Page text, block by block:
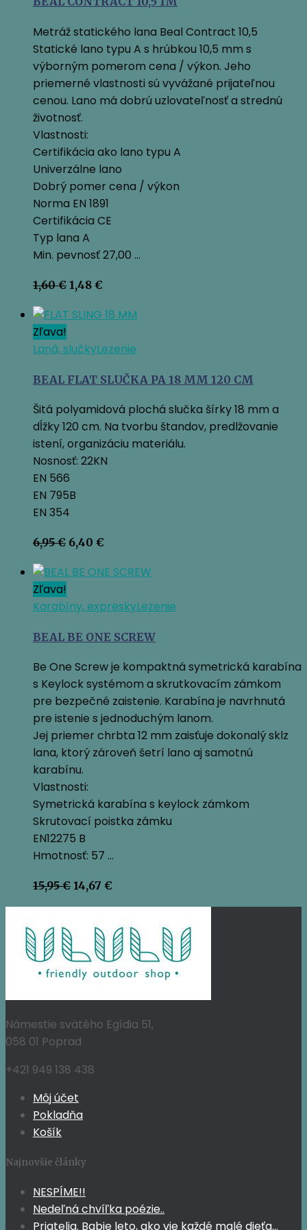
Metráž statického lana Beal Contract 10,5
Statické lano typu A s hrúbkou 10,5 mm s
výborným pomerom cena / výkon. Jeho
priemerné vlastnosti sú vyvážané prijateľnou
cenou. Lano má dobrú uzlovateľnosť a strednú
životnosť.
Vlastnosti:
Certifikácia ako lano typu A
Univerzálne lano
Dobrý pomer cena / výkon
Norma EN 1891
Certifikácia CE
Typ lana A
Min. pevnosť 27,00 …
1,60€ Pôvodná
bola:
1,48 €
je:
Zľava!
Laná, slučkyLezenie
BEAL FLAT SLUČKA PA 18 MM 120 CM
Šitá polyamidová plochá slučka šírky 18 mm a
dĺžky 120 cm. Na tvorbu štandov, predlžovanie
istení, organizáciu materiálu.
Nosnosť: 22KN
EN 566
EN 795B
EN 354
6,95€ Pôvodná
bola:
6,40 €
je:
Zľava!
Karabíny, expreskyLezenie
BEAL BE ONE SCREW
Be One Screw je kompaktná symetrická karabína
s Keylock systémom a skrutkovacím zámkom
pre bezpečné zaistenie. Karabína je navrhnutá
pre istenie s jednoduchým lanom.
Jej priemer chrbta 12 mm zaisťuje dokonalý sklz
lana, ktorý zároveň šetrí lano aj samotnú
karabínu.
Vlastnosti:
Symetrická karabína s keylock zámkom
Skrutovací poistka zámku
EN12275 B
Hmotnosť: 57 …
15,95€ Pôvodná
15,95 €.
14,67 €
14,67 €.
Námestie svätého Egídia 51,
058 01 Poprad
+421 949 138 438
Môj účet
Pokladňa
Košík
Najnovšie články
NESPÍME!!
Nedeľná chvíľka poézie..
Priatelia. Babie leto, ako vie každé malé dieťa…